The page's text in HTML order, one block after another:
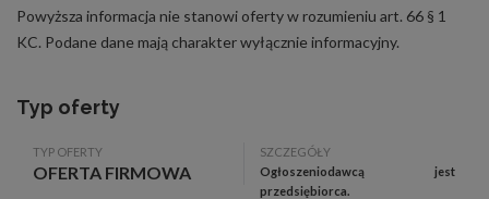
Powyższa informacja nie stanowi oferty w rozumieniu art. 66 § 1
KC. Podane dane mają charakter wyłącznie informacyjny.
Typ oferty
TYP OFERTY
OFERTA FIRMOWA
SZCZEGÓŁY
Ogłoszeniodawcą jest
przedsiębiorca.